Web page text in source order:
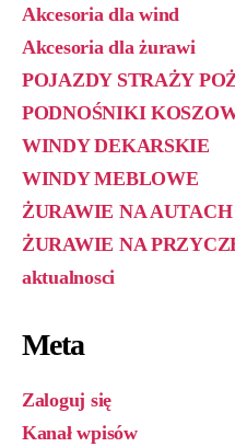
Akcesoria dla wind
Akcesoria dla żurawi
POJAZDY STRAŻY
PODNOŚNIKI
WINDY DEKARSKIE
WINDY MEBLOWE
ŻURAWIE NA AUTACH
ŻURAWIE NA
aktualnosci
Meta
Zaloguj się
Kanał wpisów